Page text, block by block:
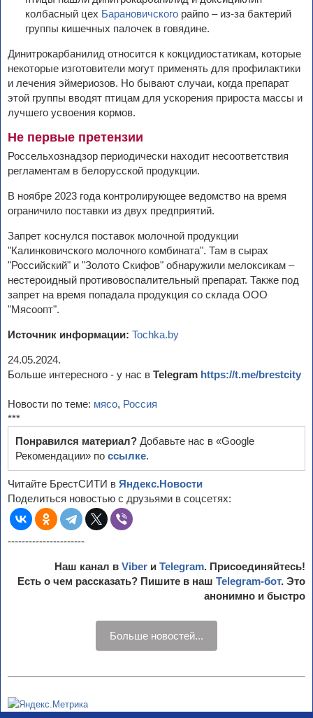
колбасный цех Барановичского райпо – из-за бактерий
группы кишечных палочек в говядине.
Динитрокарбанилид относится к кокцидиостатикам, которые
некоторые изготовители могут применять для профилактики
и лечения эймериозов. Но бывают случаи, когда препарат
этой группы вводят птицам для ускорения прироста массы и
лучшего усвоения кормов.
Не первые претензии
Россельхознадзор периодически находит несоответствия
регламентам в белорусской продукции.
В ноябре 2023 года контролирующее ведомство на время
ограничило поставки из двух предприятий.
Запрет коснулся поставок молочной продукции
"Калинковичского молочного комбината". Там в сырах
"Российский" и "Золото Скифов" обнаружили мелоксикам –
нестероидный противовоспалительный препарат. Также под
запрет на время попадала продукция со склада ООО
"Мясоопт".
Источник информации: Tochka.by
24.05.2024.
Больше интересного - у нас в Telegram https://t.me/brestcity
Новости по теме: мясо, Россия
***
Понравился материал? Добавьте нас в «Google
Рекомендации» по ссылке.
Читайте БрестСИТИ в Яндекс.Новости
Поделиться новостью с друзьями в соцсетях:
----------------------
Наш канал в Viber и Telegram. Присоединяйтесь!
Есть о чем рассказать? Пишите в наш Telegram-бот. Это
анонимно и быстро
Больше новостей...